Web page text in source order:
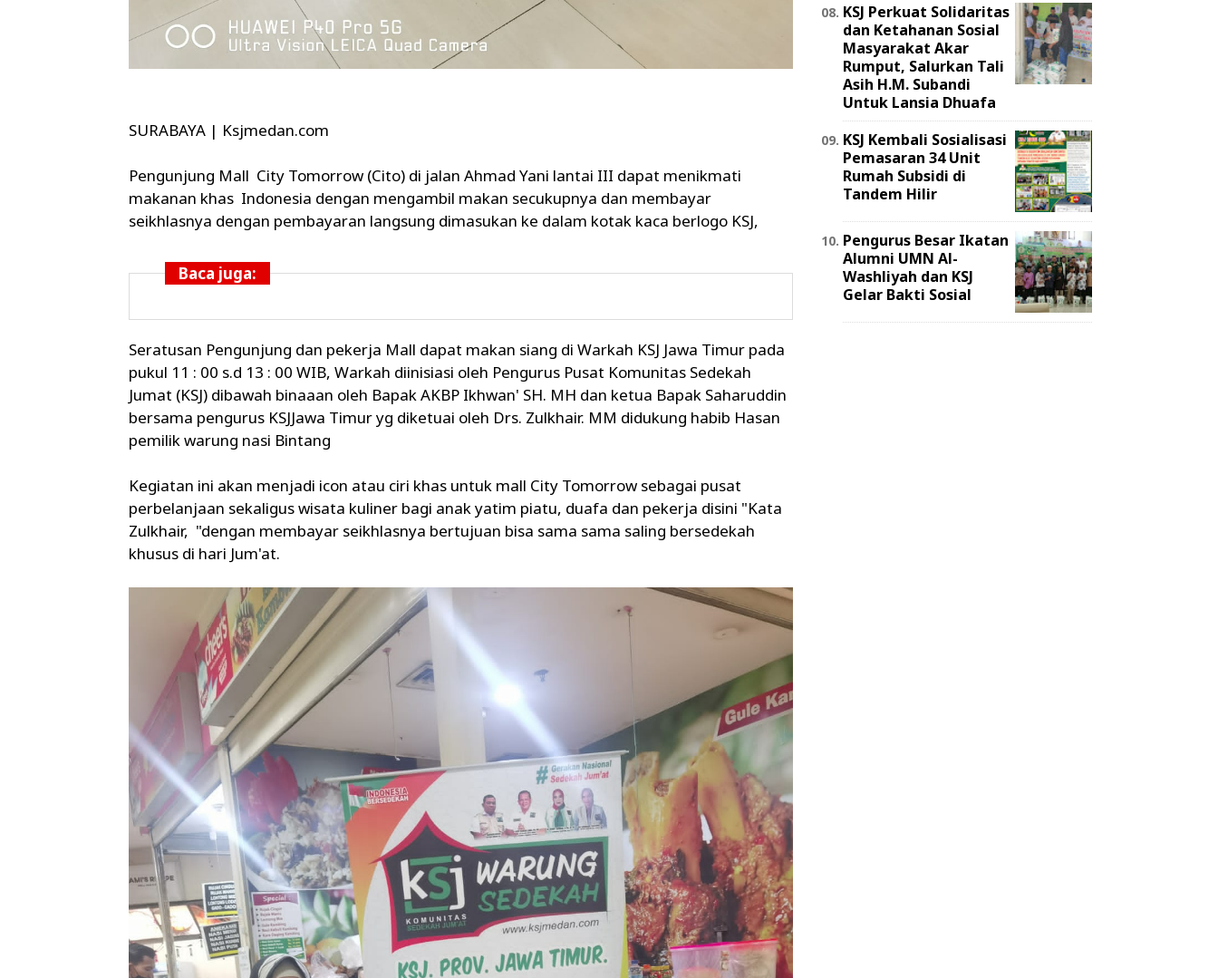
SURABAYA | Ksjmedan.com
Pengunjung Mall City Tomorrow (Cito) di jalan Ahmad Yani lantai III dapat menikmati
makanan khas Indonesia dengan mengambil makan secukupnya dan membayar
seikhlasnya dengan pembayaran langsung dimasukan ke dalam kotak kaca berlogo KSJ,
Baca juga:
Seratusan Pengunjung dan pekerja Mall dapat makan siang di Warkah KSJ Jawa Timur pada
pukul 11 : 00 s.d 13 : 00 WIB, Warkah diinisiasi oleh Pengurus Pusat Komunitas Sedekah
Jumat (KSJ) dibawah binaaan oleh Bapak AKBP Ikhwan' SH. MH dan ketua Bapak Saharuddin
bersama pengurus KSJJawa Timur yg diketuai oleh Drs. Zulkhair. MM didukung habib Hasan
pemilik warung nasi Bintang
Kegiatan ini akan menjadi icon atau ciri khas untuk mall City Tomorrow sebagai pusat
perbelanjaan sekaligus wisata kuliner bagi anak yatim piatu, duafa dan pekerja disini "Kata
Zulkhair, "dengan membayar seikhlasnya bertujuan bisa sama sama saling bersedekah
khusus di hari Jum'at.
KSJ Perkuat Solidaritas
dan Ketahanan Sosial
Masyarakat Akar
Rumput, Salurkan Tali
Asih H.M. Subandi
Untuk Lansia Dhuafa
KSJ Kembali Sosialisasi
Pemasaran 34 Unit
Rumah Subsidi di
Tandem Hilir
Pengurus Besar Ikatan
Alumni UMN Al-
Washliyah dan KSJ
Gelar Bakti Sosial